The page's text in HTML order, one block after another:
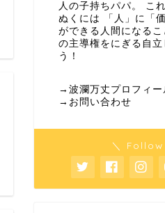
人の子持ちパパ。 こ
ぬくには 「人」に「
ができる人間になる
の主導権をにぎる自立
う！
→波瀾万丈プロフィー
→お問い合わせ
＼ Follow